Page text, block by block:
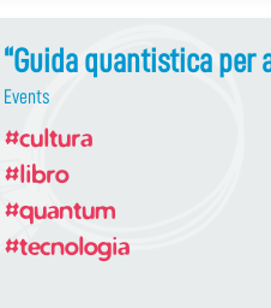
“Guida quantistica
Events
#cultura
#libro
#quantum
#tecnologia